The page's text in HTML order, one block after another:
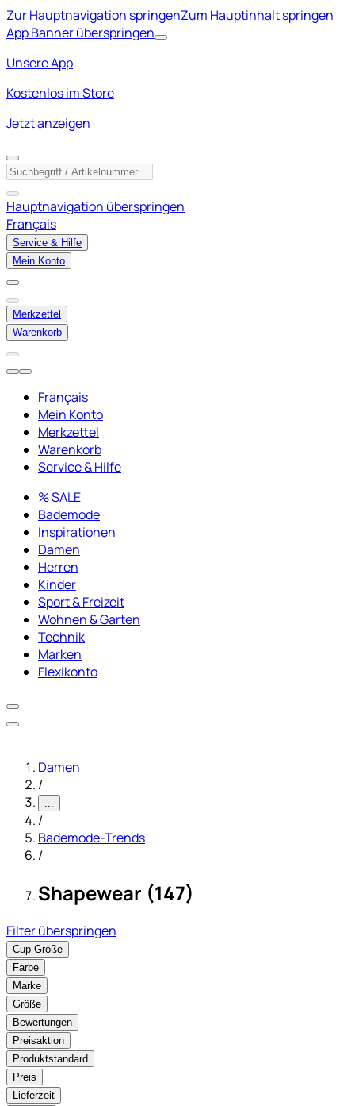
Zur Hauptnavigation springenZum Hauptinhalt springen
App Banner überspringen
Unsere App
Kostenlos im Store
Jetzt anzeigen
Hauptnavigation überspringen
Français
Service & Hilfe
Mein Konto
Merkzettel
Warenkorb
Français
Mein Konto
Merkzettel
Warenkorb
Service & Hilfe
% SALE
Bademode
Inspirationen
Damen
Herren
Kinder
Sport & Freizeit
Wohnen & Garten
Technik
Marken
Flexikonto
Damen
/
...
/
Bademode-Trends
/
Shapewear (147)
Filter überspringen
Cup-Größe
Farbe
Marke
Größe
Bewertungen
Preisaktion
Produktstandard
Preis
Lieferzeit